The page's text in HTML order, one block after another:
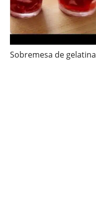
Sobremesa de gelatina